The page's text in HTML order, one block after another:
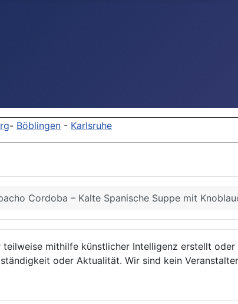
- Böblingen - Karlsruhe
Cordoba – Kalte Spanische Suppe mit
mithilfe künstlicher Intelligenz erstellt
oder Aktualität. Wir sind kein